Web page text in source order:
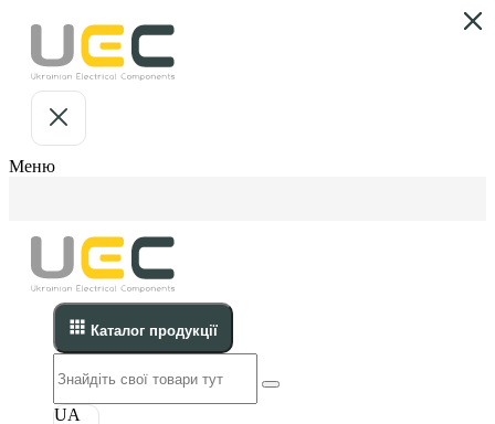
Меню
Каталог продукції
UA